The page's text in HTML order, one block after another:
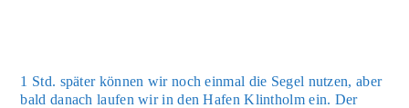
1 Std. spä­ter kön­nen wir noch ein­mal die Segel nut­zen, aber
bald danach lau­fen wir in den Hafen Klin­tholm ein. Der